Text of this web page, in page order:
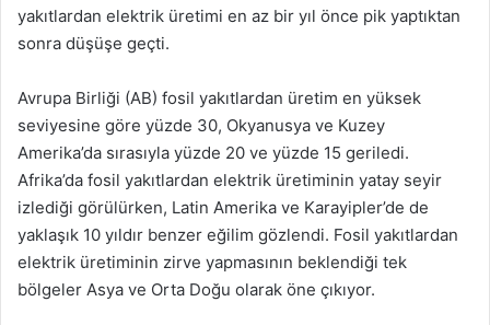
yakıtlardan elektrik üretimi en az bir yıl önce pik yaptıktan
sonra düşüşe geçti.
Avrupa Birliği (AB) fosil yakıtlardan üretim en yüksek
seviyesine göre yüzde 30, Okyanusya ve Kuzey
Amerika’da sırasıyla yüzde 20 ve yüzde 15 geriledi.
Afrika’da fosil yakıtlardan elektrik üretiminin yatay seyir
izlediği görülürken, Latin Amerika ve Karayipler’de de
yaklaşık 10 yıldır benzer eğilim gözlendi. Fosil yakıtlardan
elektrik üretiminin zirve yapmasının beklendiği tek
bölgeler Asya ve Orta Doğu olarak öne çıkıyor.